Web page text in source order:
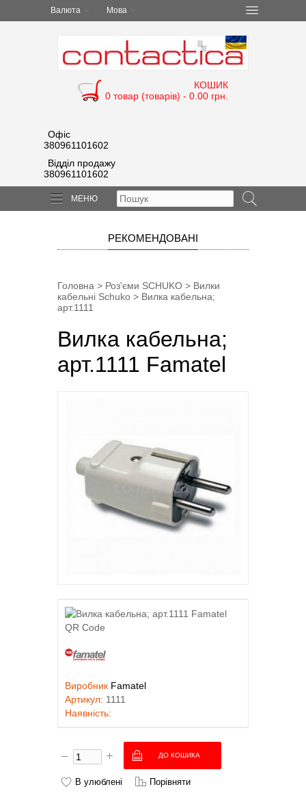
Валюта Мова
КОШИК
0 товар (товарів) - 0.00 грн.
Офіс
380961101602
Відділ продажу
380961101602
МЕНЮ
РЕКОМЕНДОВАНІ
Головна > Роз'єми SCHUKO > Вилки
кабельні Schuko > Вилка кабельна;
арт.1111
Вилка кабельна;
арт.1111 Famatel
Виробник Famatel
Артикул: 1111
Наявність:
В улюблені Порівняти